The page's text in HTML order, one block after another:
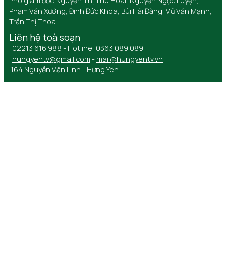
Phạm Văn Xướng, Đinh Đức Khoa, Bùi Hải Đăng, Vũ Văn Mạnh,
Trần Thị Thoa
Liên hệ toà soạn
02213 616 988 - Hotline: 0363 089 089
hungyentv@gmail.com - mail@hungyentv.vn
164 Nguyễn Văn Linh - Hưng Yên